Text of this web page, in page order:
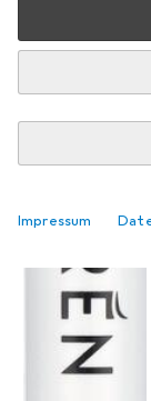
Impressum